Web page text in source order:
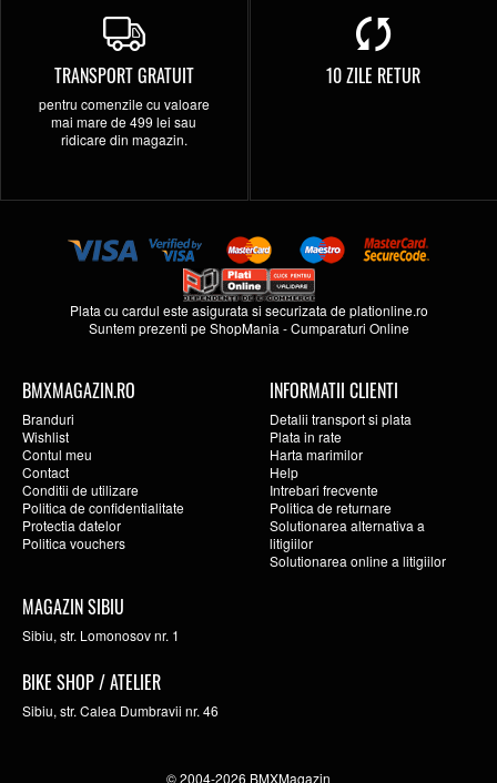
TRANSPORT GRATUIT
pentru comenzile cu valoare
mai mare de 499 lei sau
ridicare din magazin.
10 ZILE RETUR
Plata cu cardul este asigurata si securizata deplationline.ro
Suntem prezenti peShopMania -Cumparaturi Online
BMXMAGAZIN.RO
Branduri
Wishlist
Contul meu
Contact
Conditii de utilizare
Politica de confidentialitate
Protectia datelor
Politica vouchers
INFORMATII CLIENTI
Detalii transport si plata
Plata in rate
Harta marimilor
Help
Intrebari frecvente
Politica de returnare
Solutionarea alternativa a
litigiilor
Solutionarea online a litigiilor
MAGAZIN SIBIU
Sibiu, str. Lomonosov nr. 1
BIKE SHOP / ATELIER
Sibiu, str. Calea Dumbravii nr. 46
© 2004-2026 BMXMagazin